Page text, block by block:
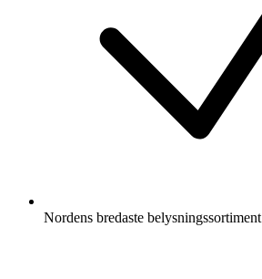
Nordens bredaste belysningssortiment